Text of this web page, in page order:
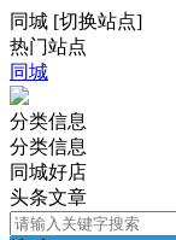
同城 [切换站点]
热门站点
同城
分类信息
分类信息
同城好店
头条文章